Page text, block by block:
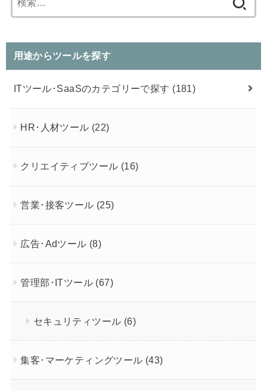
索:
用途からツールを探す
ITツール･SaaSのカテゴリーで探す (181)
HR･人材ツール (22)
クリエイティブツール (16)
営業･接客ツール (25)
広告･Adツール (8)
管理部･ITツール (67)
セキュリティツール (6)
集客･マーケティングツール (43)